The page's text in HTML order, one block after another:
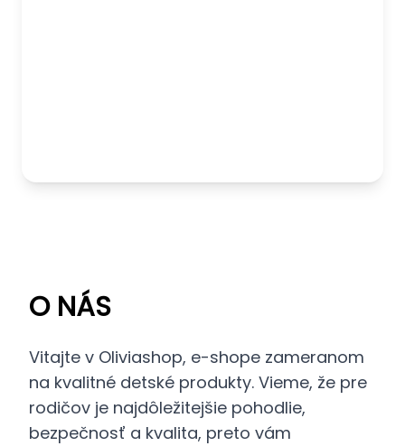
O NÁS
Vitajte v Oliviashop, e-shope zameranom
na kvalitné detské produkty. Vieme, že pre
rodičov je najdôležitejšie pohodlie,
bezpečnosť a kvalita, preto vám